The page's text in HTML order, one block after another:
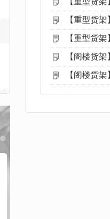
【重型货
【重型货
【阁楼货
【阁楼货